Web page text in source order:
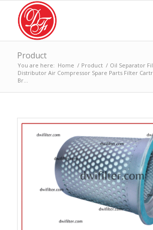
Product
You are here: Home / Product / Oil Separator
Distributor Air Compressor Spare Parts Filter
Br...